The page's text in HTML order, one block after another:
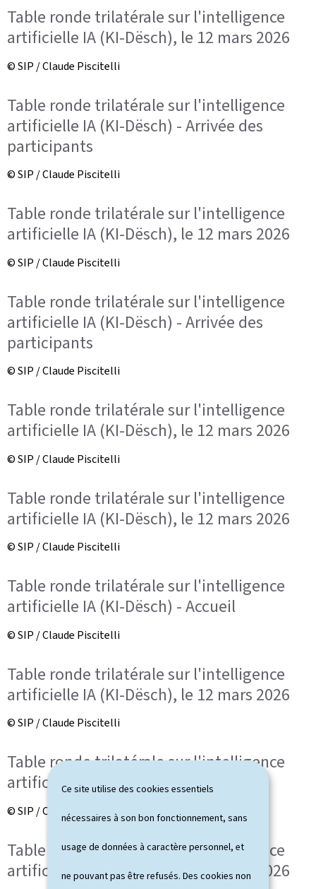
Ce site utilise des cookies essentiels
nécessaires à son bon fonctionnement, sans
usage de données à caractère personnel, et
ne pouvant pas être refusés. Des cookies non
Table ronde trilatérale sur l'intelligence
artificielle IA (KI-Dësch), le 12 mars 2026
© SIP / Claude Piscitelli
Table ronde trilatérale sur l'intelligence
artificielle IA (KI-Dësch) - Arrivée des
participants
© SIP / Claude Piscitelli
Table ronde trilatérale sur l'intelligence
artificielle IA (KI-Dësch), le 12 mars 2026
© SIP / Claude Piscitelli
Table ronde trilatérale sur l'intelligence
artificielle IA (KI-Dësch) - Arrivée des
participants
© SIP / Claude Piscitelli
Table ronde trilatérale sur l'intelligence
artificielle IA (KI-Dësch), le 12 mars 2026
© SIP / Claude Piscitelli
Table ronde trilatérale sur l'intelligence
artificielle IA (KI-Dësch), le 12 mars 2026
© SIP / Claude Piscitelli
Table ronde trilatérale sur l'intelligence
artificielle IA (KI-Dësch) - Accueil
© SIP / Claude Piscitelli
Table ronde trilatérale sur l'intelligence
artificielle IA (KI-Dësch), le 12 mars 2026
© SIP / Claude Piscitelli
Table ronde trilatérale sur l'intelligence
artificielle IA (KI-Dësch) - Accueil
© SIP / Claude Piscitelli
Table ronde trilatérale sur l'intelligence
artificielle IA (KI-Dësch), le 12 mars 2026